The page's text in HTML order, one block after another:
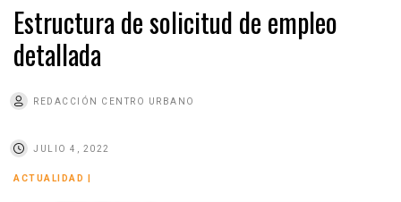
Estructura de solicitud de empleo
detallada
REDACCIÓN CENTRO URBANO
JULIO 4, 2022
ACTUALIDAD